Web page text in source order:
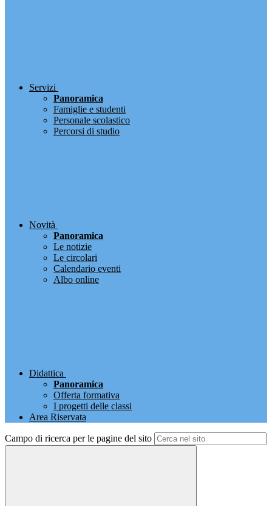
Servizi
Panoramica
Famiglie e studenti
Personale scolastico
Percorsi di studio
Novità
Panoramica
Le notizie
Le circolari
Calendario eventi
Albo online
Didattica
Panoramica
Offerta formativa
I progetti delle classi
Area Riservata
Campo di ricerca per le pagine del sito